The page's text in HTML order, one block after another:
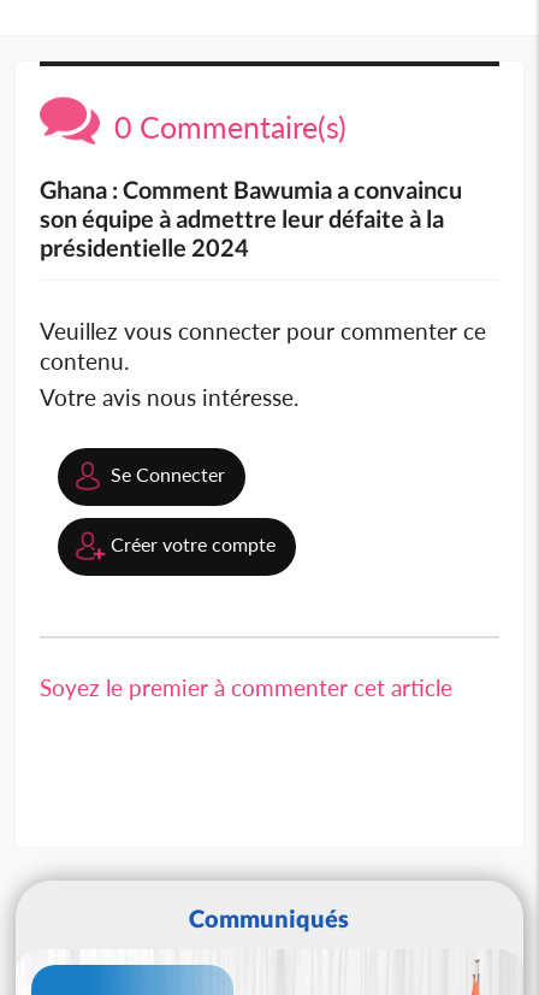
0 Commentaire(s)
Ghana : Comment Bawumia a convaincu
son équipe à admettre leur défaite à la
présidentielle 2024
Veuillez vous connecter pour commenter ce
contenu.
Votre avis nous intéresse.
Se Connecter
Créer votre compte
Soyez le premier à commenter cet article
Communiqués